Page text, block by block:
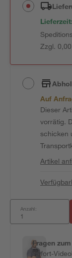
Lieferzeit:
Zzgl.
Auf
Dieser
vorrätig.
schicken
Artikel
Anzahl:
Fragen
Sofort-